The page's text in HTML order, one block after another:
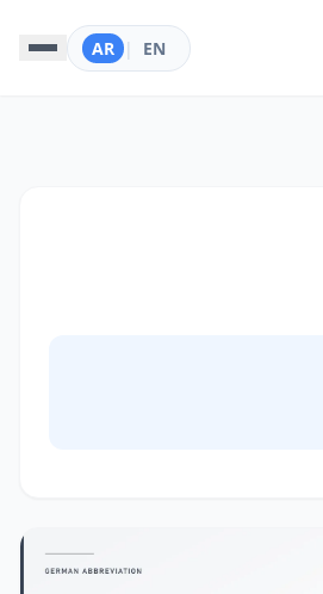
EN
|
AR